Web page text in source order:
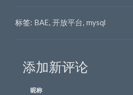
标签: BAE, 开放平台, mysql
添加新评论
昵称